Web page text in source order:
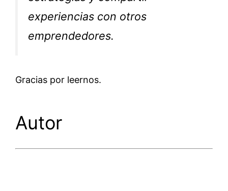
experiencias con otros
emprendedores.
Gracias por leernos.
Autor